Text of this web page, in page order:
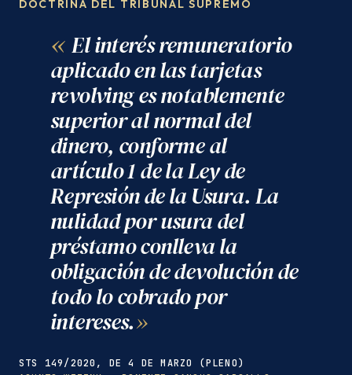
DOCTRINA DEL TRIBUNAL SUPREMO
El interés remuneratorio
aplicado en las tarjetas
revolving es notablemente
superior al normal del
dinero, conforme al
artículo 1 de la Ley de
Represión de la Usura. La
nulidad por usura del
préstamo conlleva la
obligación de devolución de
todo lo cobrado por
intereses.
STS 149/2020, DE 4 DE MARZO (PLENO)